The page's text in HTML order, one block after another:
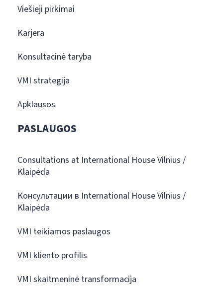
Viešieji pirkimai
Karjera
Konsultacinė taryba
VMI strategija
Apklausos
PASLAUGOS
Consultations at International House Vilnius /
Klaipėda
Консультации в International House Vilnius /
Klaipėda
VMI teikiamos paslaugos
VMI kliento profilis
VMI skaitmeninė transformacija